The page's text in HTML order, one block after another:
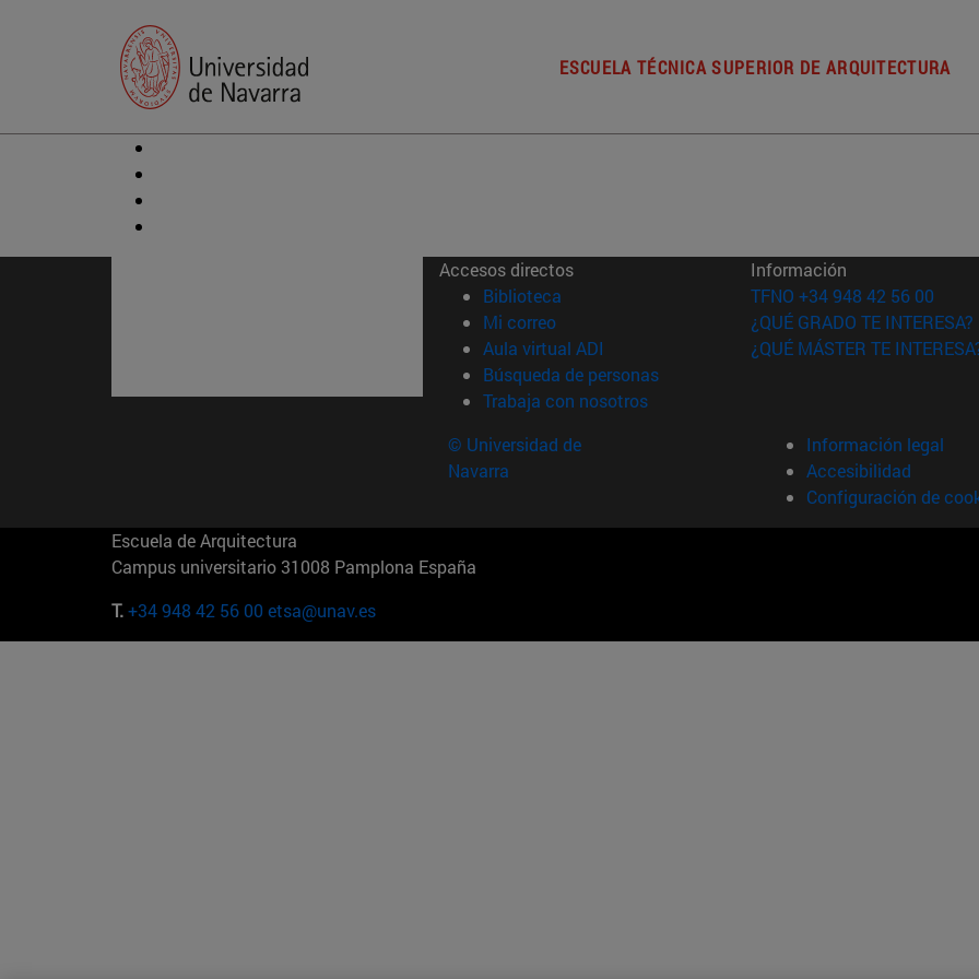
ESCUELA TÉCNICA SUPERIOR DE ARQUITECTURA
Accesos directos
Biblioteca (abre en nueva ventana)
Mi correo(abre en nueva ventana)
Aula virtual ADI (abre en nueva ventana)
Búsqueda de personas(abre en nueva ventana)
Trabaja con nosotros(abre en nueva ventana)
Información
TFNO +34 948 42 56 00
¿QUÉ GRADO TE INTERESA?
¿QUÉ MÁSTER TE
© Universidad de
Navarra
Información legal
Accesibilidad
Configuración de
Escuela de Arquitectura
Campus universitario 31008 Pamplona España
T.+34 948 42 56 00 etsa@unav.es